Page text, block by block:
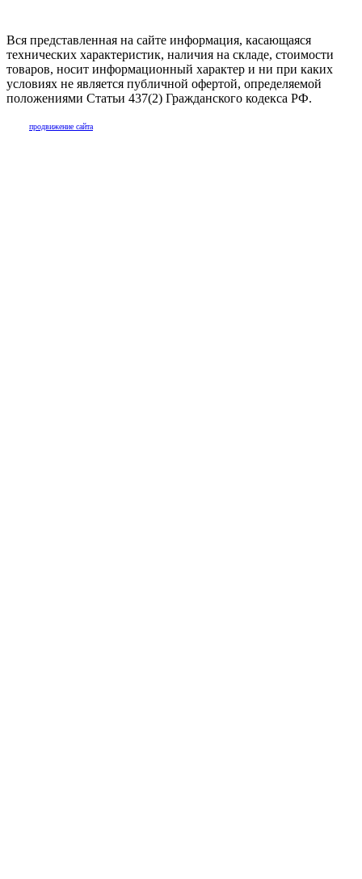
Вся представленная на сайте информация, касающаяся
технических характеристик, наличия на складе, стоимости
товаров, носит информационный характер и ни при каких
условиях не является публичной офертой, определяемой
положениями Статьи 437(2) Гражданского кодекса РФ.
продвижение сайта